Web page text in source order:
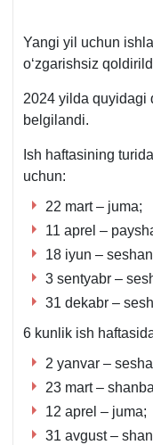
Yangi yil uchun
oʻzgarishsiz
2024 yilda quyidagi
belgilandi.
Ish haftasining
uchun:
22 mart – juma;
11 aprel –
18 iyun –
3 sentyabr –
31 dekabr –
6 kunlik ish
2 yanvar –
23 mart –
12 aprel – juma;
31 avgust –